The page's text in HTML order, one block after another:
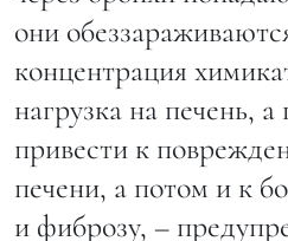
они
концентрация
нагрузка на печень,
привести к
печени, а потом и к
и фиброзу, –